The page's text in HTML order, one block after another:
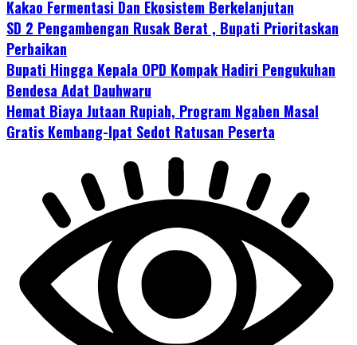
Kakao Fermentasi Dan Ekosistem Berkelanjutan
SD 2 Pengambengan Rusak Berat , Bupati Prioritaskan
Perbaikan
Bupati Hingga Kepala OPD Kompak Hadiri Pengukuhan
Bendesa Adat Dauhwaru
Hemat Biaya Jutaan Rupiah, Program Ngaben Masal
Gratis Kembang-Ipat Sedot Ratusan Peserta